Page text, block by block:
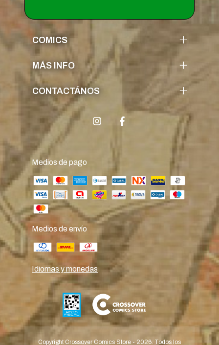
COMICS
MÁS INFO
CONTACTÁNOS
Medios de pago
Medios de envío
Idiomas y monedas
Copyright Crossover Comics Store - 2026. Todos los